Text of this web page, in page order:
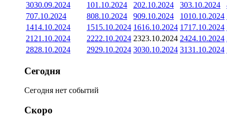
3030.09.2024 101.10.2024 202.10.2024 303.10.2024
707.10.2024 808.10.2024 909.10.2024 1010.10.2024
1414.10.2024 1515.10.2024 1616.10.2024 1717.10.2024
21 21.10.2024 2222.10.2024 2323.10.2024 2424.10.2024
2828.10.2024 2929.10.2024 3030.10.2024 3131.10.2024
Сегодня
Сегодня нет событий
Скоро